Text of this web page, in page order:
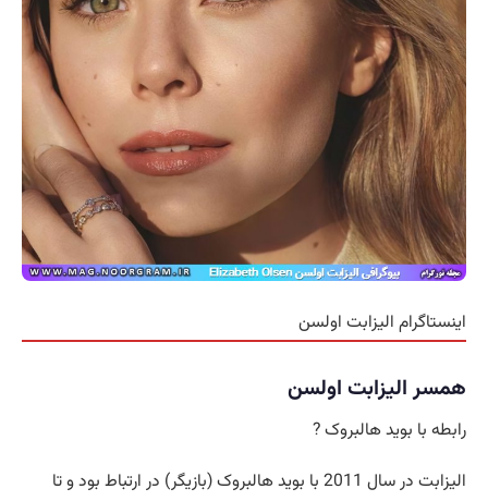
اینستاگرام الیزابت اولسن
همسر الیزابت اولسن
رابطه با بوید هالبروک ?
الیزابت در سال 2011 با بوید هالبروک (بازیگر) در ارتباط بود و تا